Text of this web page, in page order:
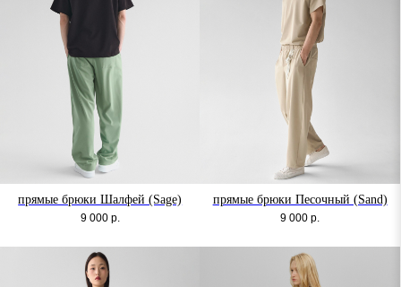
прямые брюки Шалфей (Sage)
9 000 р.
прямые брюки Песочный (Sand)
9 000 р.